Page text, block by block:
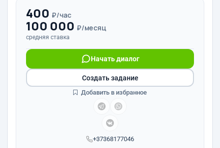
400 ₽/час
100 000 ₽/месяц
средняя ставка
+37368177046
Начать диалог
Создать задание
Добавить в избранное